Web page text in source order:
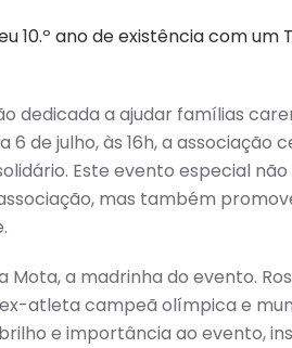
10.º ano de existência com um
dedicada a ajudar famílias
de julho, às 16h, a associação
Este evento especial não
mas também
a madrinha do evento.
atleta campeã olímpica e
e importância ao evento,